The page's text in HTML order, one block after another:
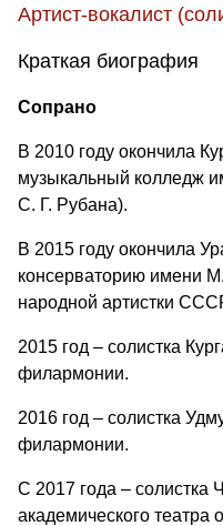
Артист-вокалист
Краткая биография
Сопрано
В 2010 году окончила
музыкальный колледж
С. Г. Рубана).
В 2015 году окончила
консерваторию имени
народной артистки
2015 год – солистка
филармонии.
2016 год – солистка
филармонии.
С 2017 года – солистка
академического